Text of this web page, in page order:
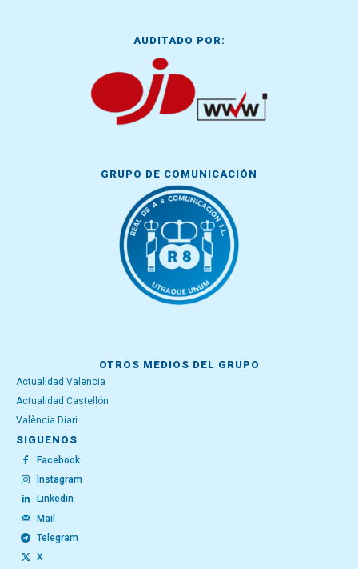
AUDITADO POR:
GRUPO DE COMUNICACIÓN
OTROS MEDIOS DEL GRUPO
Actualidad Valencia
Actualidad Castellón
València Diari
SÍGUENOS
Facebook
Instagram
Linkedin
Mail
Telegram
X